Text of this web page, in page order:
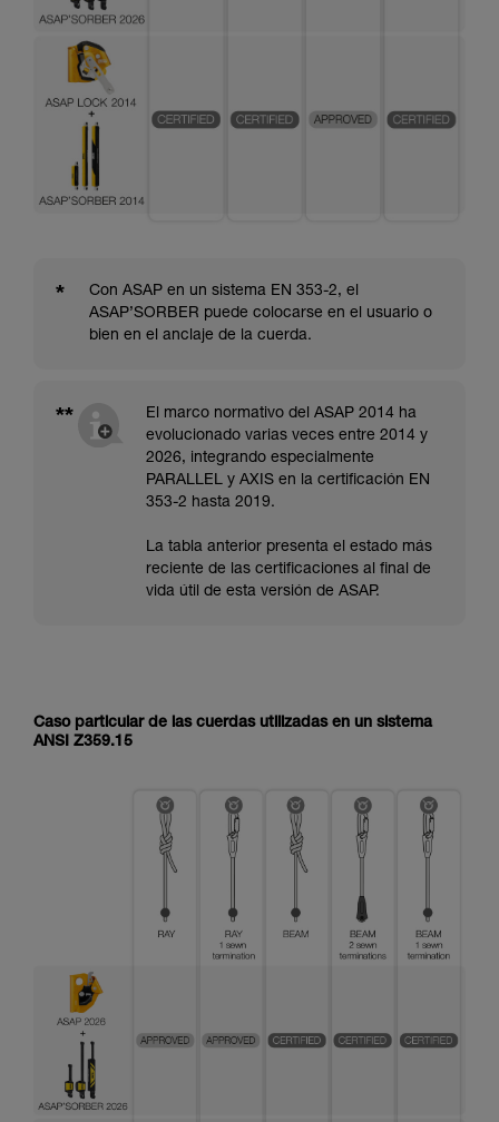
*
Con ASAP en un sistema EN 353-2, el
ASAP’SORBER puede colocarse en el usuario o
bien en el anclaje de la cuerda.
**
El marco normativo del ASAP 2014 ha
evolucionado varias veces entre 2014 y
2026, integrando especialmente
PARALLEL y AXIS en la certificación EN
353-2 hasta 2019.
La tabla anterior presenta el estado más
reciente de las certificaciones al final de
vida útil de esta versión de ASAP.
Caso particular de las cuerdas utilizadas en un sistema
ANSI Z359.15